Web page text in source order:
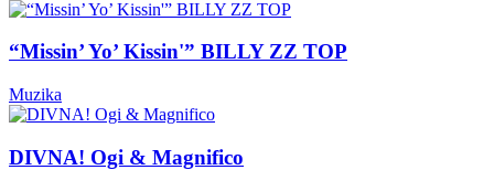
“Missin’ Yo’ Kissin'” BILLY ZZ TOP
Muzika
DIVNA! Ogi & Magnifico